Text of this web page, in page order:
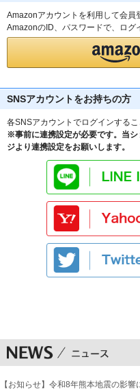
Amazonアカウントを利用して会員
AmazonのID、パスワードで、ログ
SNSアカウントをお持ちの方
各SNSアカウントでログインするこ
※事前に連携設定が必要です。当
ジより連携設定をお願いします。
【お知らせ】令和8年熊本地震の影